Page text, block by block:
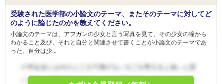
受験された医学部の小論文のテーマ、またそのテーマに対してど
のように論じたのかを教えてください。
小論文のテーマは、アフガンの少女と言う写真を見て、その少女の瞳から
わかること及び、それと自分と関連させて書くことが小論文のテーマであ
った。自分は少...